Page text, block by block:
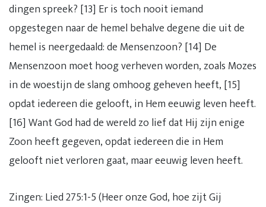
dingen spreek? [13] Er is toch nooit iemand
opgestegen naar de hemel behalve degene die uit de
hemel is neergedaald: de Mensenzoon? [14] De
Mensenzoon moet hoog verheven worden, zoals Mozes
in de woestijn de slang omhoog geheven heeft, [15]
opdat iedereen die gelooft, in Hem eeuwig leven heeft.
[16] Want God had de wereld zo lief dat Hij zijn enige
Zoon heeft gegeven, opdat iedereen die in Hem
gelooft niet verloren gaat, maar eeuwig leven heeft.
Zingen: Lied 275:1-5 (Heer onze God, hoe zijt Gij